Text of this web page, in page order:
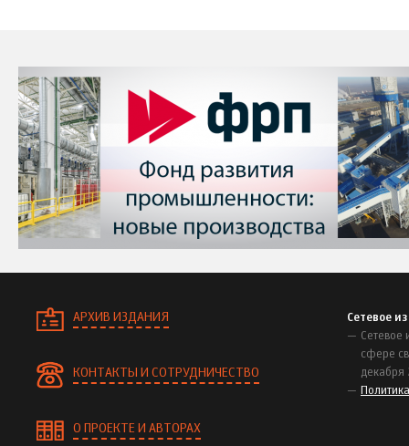
АРХИВ ИЗДАНИЯ
КОНТАКТЫ И СОТРУДНИЧЕСТВО
О ПРОЕКТЕ И АВТОРАХ
Сетевое
Сетевое
сфере
декабря